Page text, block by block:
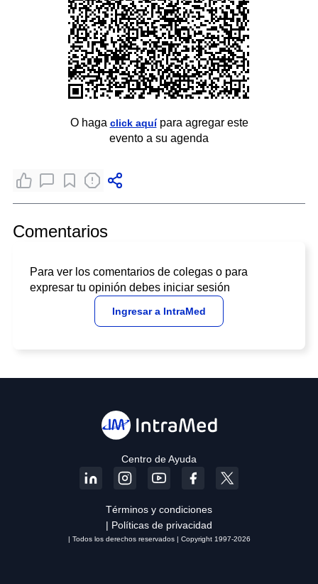
O haga click aquípara agregar este
evento a su agenda
Comentarios
Para ver los comentarios de colegas o para
expresar tu opinión debes iniciar sesión
Ingresar a IntraMed
Centro de Ayuda
Términos y condiciones
| Políticas de privacidad
| Todos los derechos reservados | Copyright 1997-2026